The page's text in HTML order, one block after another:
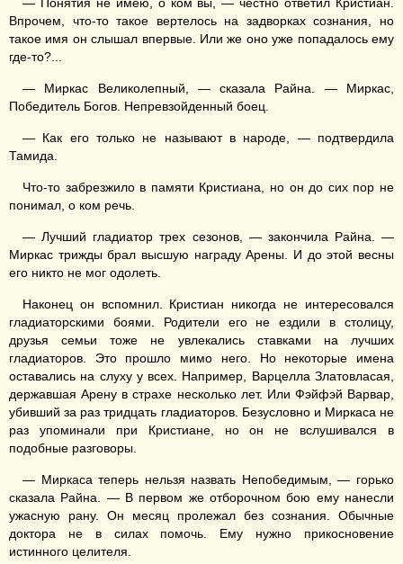
Впрочем, что-то такое вертелось на задворках сознания, но
такое имя он слышал впервые. Или же оно уже попадалось ему
где-то?...
— Миркас Великолепный, — сказала Райна. — Миркас,
Победитель Богов. Непревзойденный боец.
— Как его только не называют в народе, — подтвердила
Тамида.
Что-то забрезжило в памяти Кристиана, но он до сих пор не
понимал, о ком речь.
— Лучший гладиатор трех сезонов, — закончила Райна. —
Миркас трижды брал высшую награду Арены. И до этой весны
его никто не мог одолеть.
Наконец он вспомнил. Кристиан никогда не интересовался
гладиаторскими боями. Родители его не ездили в столицу,
друзья семьи тоже не увлекались ставками на лучших
гладиаторов. Это прошло мимо него. Но некоторые имена
оставались на слуху у всех. Например, Варцелла Златовласая,
державшая Арену в страхе несколько лет. Или Фэйфэй Варвар,
убивший за раз тридцать гладиаторов. Безусловно и Миркаса не
раз упоминали при Кристиане, но он не вслушивался в
подобные разговоры.
— Миркаса теперь нельзя назвать Непобедимым, — горько
сказала Райна. — В первом же отборочном бою ему нанесли
ужасную рану. Он месяц пролежал без сознания. Обычные
доктора не в силах помочь. Ему нужно прикосновение
истинного целителя.